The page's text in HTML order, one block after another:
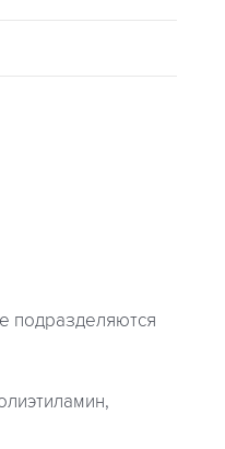
подразделяются